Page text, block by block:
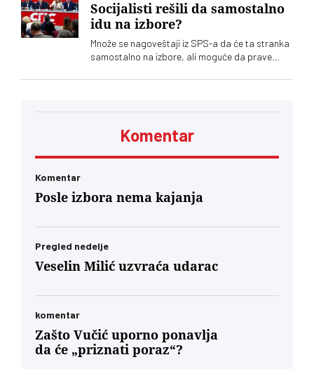
Socijalisti rešili da samostalno
idu na izbore?
Množe se nagoveštaji iz SPS-a da će ta stranka
samostalno na izbore, ali moguće da prave
Paralelno među socijalistima traje tihi rat o
Komentar
Komentar
Posle izbora nema kajanja
Pregled nedelje
Veselin Milić uzvraća udarac
komentar
Zašto Vučić uporno ponavlja
da će „priznati poraz“?